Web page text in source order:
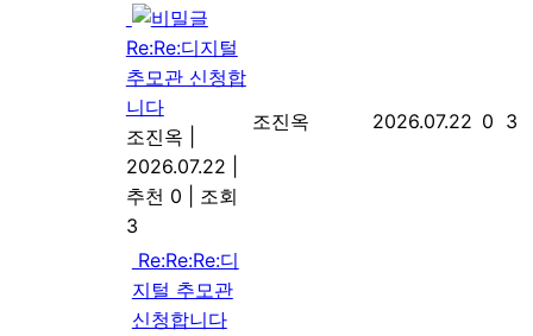
Re:Re:디지털
추모관 신청합
니다
조진옥
2026.07.22
추천 0
조회
3
조진옥 2026.07.22 0 3
Re:Re:Re:디
지털 추모관
신청합니다